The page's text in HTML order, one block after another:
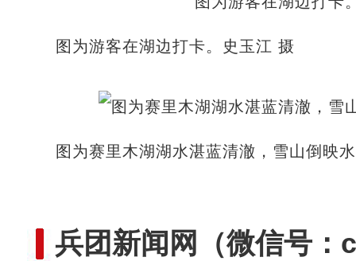
图为游客在湖边打卡。史玉江 摄
图为赛里木湖湖水湛蓝清澈，雪山倒映
兵团新闻网 （微信号